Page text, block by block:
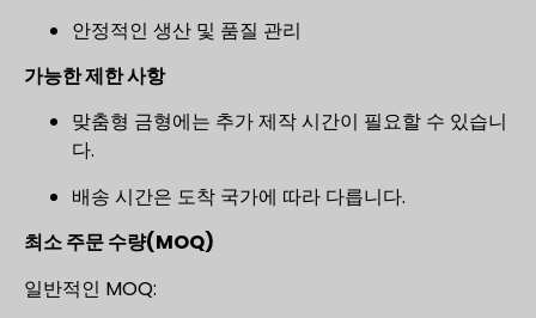
안정적인 생산 및 품질 관리
가능한 제한 사항
맞춤형 금형에는 추가 제작 시간이 필요할 수 있습니
다.
배송 시간은 도착 국가에 따라 다릅니다.
최소 주문 수량(MOQ)
일반적인 MOQ: